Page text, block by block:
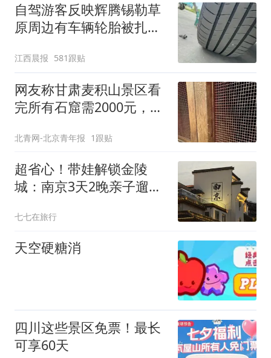
自驾游客反映辉腾锡勒草
原周边有车辆轮胎被扎，
元，官方发布情况通报
江西晨报 581跟贴
网友称甘肃麦积山景区看
完所有石窟需2000元，景
护，游客可按需买
北青网-北京青年报 1跟贴
超省心！带娃解锁金陵
城：南京3天2晚亲子遛娃
七七在旅行
天空硬糖消
四川这些景区免票！最长
可享60天